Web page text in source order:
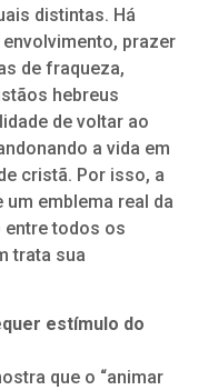
distintas. Há
prazer
de fraqueza,
hebreus
de voltar ao
a vida em
cristã. Por isso, a
emblema real da
todos os
trata sua
estímulo do
que o “animar